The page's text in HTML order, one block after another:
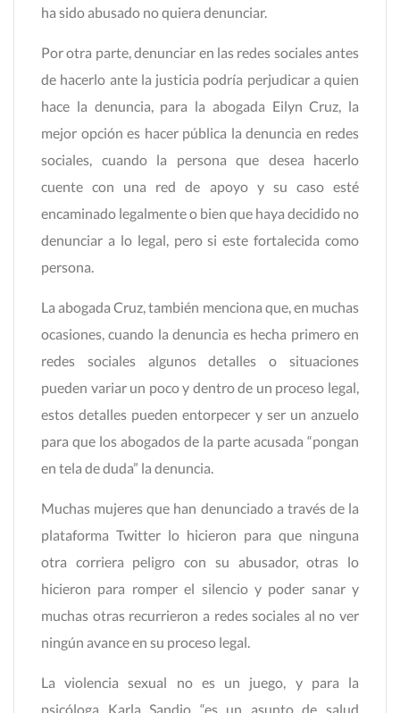
ha sido abusado no quiera denunciar.
Por otra parte, denunciar en las redes sociales antes
de hacerlo ante la justicia podría perjudicar a quien
hace la denuncia, para la abogada Eilyn Cruz, la
mejor opción es hacer pública la denuncia en redes
sociales, cuando la persona que desea hacerlo
cuente con una red de apoyo y su caso esté
encaminado legalmente o bien que haya decidido no
denunciar a lo legal, pero si este fortalecida como
persona.
La abogada Cruz, también menciona que, en muchas
ocasiones, cuando la denuncia es hecha primero en
redes sociales algunos detalles o situaciones
pueden variar un poco y dentro de un proceso legal,
estos detalles pueden entorpecer y ser un anzuelo
para que los abogados de la parte acusada “pongan
en tela de duda” la denuncia.
Muchas mujeres que han denunciado a través de la
plataforma Twitter lo hicieron para que ninguna
otra corriera peligro con su abusador, otras lo
hicieron para romper el silencio y poder sanar y
muchas otras recurrieron a redes sociales al no ver
ningún avance en su proceso legal.
La violencia sexual no es un juego, y para la
psicóloga Karla Sandio “es un asunto de salud